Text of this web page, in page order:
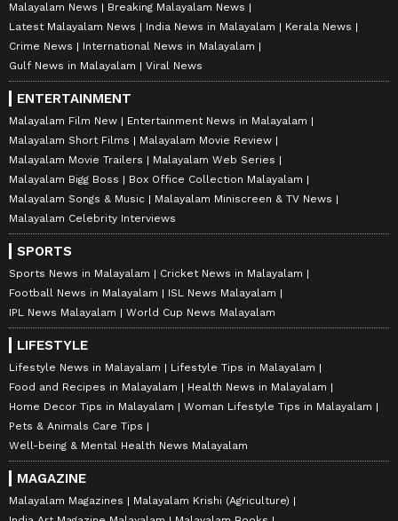
Malayalam News
Breaking Malayalam News
Latest Malayalam News
India News in Malayalam
Kerala News
Crime News
International News in Malayalam
Gulf News in Malayalam
Viral News
ENTERTAINMENT
Malayalam Film New
Entertainment News in Malayalam
Malayalam Short Films
Malayalam Movie Review
Malayalam Movie Trailers
Malayalam Web Series
Malayalam Bigg Boss
Box Office Collection Malayalam
Malayalam Songs & Music
Malayalam Miniscreen & TV News
Malayalam Celebrity Interviews
SPORTS
Sports News in Malayalam
Cricket News in Malayalam
Football News in Malayalam
ISL News Malayalam
IPL News Malayalam
World Cup News Malayalam
LIFESTYLE
Lifestyle News in Malayalam
Lifestyle Tips in Malayalam
Food and Recipes in Malayalam
Health News in Malayalam
Home Decor Tips in Malayalam
Woman Lifestyle Tips in Malayalam
Pets & Animals Care Tips
Well-being & Mental Health News Malayalam
MAGAZINE
Malayalam Magazines
Malayalam Krishi (Agriculture)